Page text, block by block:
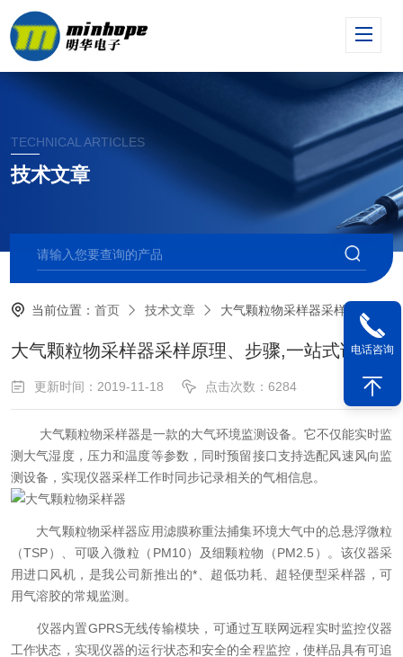
TECHNICAL ARTICLES
技术文章
当前位置：首页 技术文章 大气颗粒物采样器采样原理、步骤,一站式讲解
大气颗粒物采样器采样原理、步骤,一站式讲解
更新时间：2019-11-18 点击次数：6284
大气颗粒物采样器是一款的大气环境监测设备。它不仅能实时监
测大气湿度，压力和温度等参数，同时预留接口支持选配风速风向监
测设备，实现仪器采样工作时同步记录相关的气相信息。
大气颗粒物采样器应用滤膜称重法捕集环境大气中的总悬浮微粒
（TSP）、可吸入微粒（PM10）及细颗粒物（PM2.5）。该仪器采
用进口风机，是我公司新推出的*、超低功耗、超轻便型采样器，可
用气溶胶的常规监测。
仪器内置GPRS无线传输模块，可通过互联网远程实时监控仪器
工作状态，实现仪器的运行状态和安全的全程监控，使样品具有可追
电话咨询